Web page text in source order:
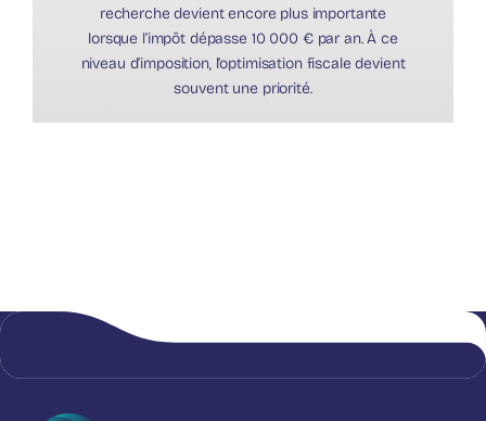
recherche devient encore plus importante
lorsque l’impôt dépasse 10 000 € par an. À ce
niveau d’imposition, l’optimisation fiscale devient
souvent une priorité.